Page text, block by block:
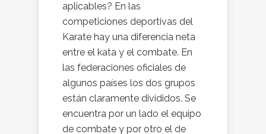
aplicables? En las
competiciones deportivas del
Karate hay una diferencia neta
entre el kata y el combate. En
las federaciones oficiales de
algunos países los dos grupos
están claramente divididos. Se
encuentra por un lado el equipo
de combate y por otro el de